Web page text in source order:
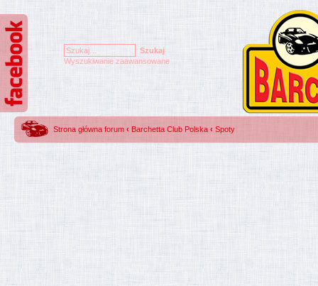
Wyszukiwanie zaawansowane
Strona główna forum ‹ Barchetta Club Polska ‹ Spoty